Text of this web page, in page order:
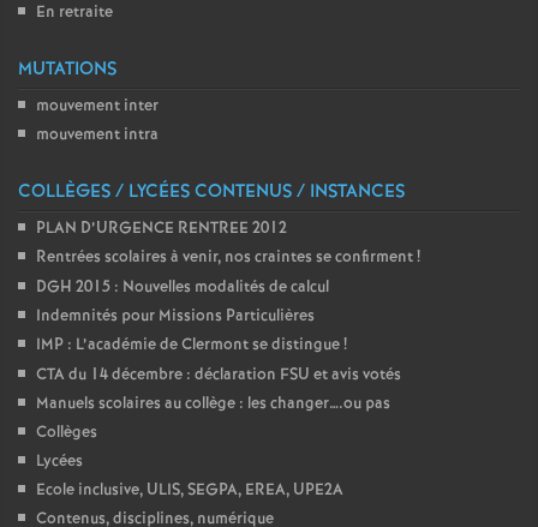
En retraite
MUTATIONS
mouvement inter
mouvement intra
COLLÈGES / LYCÉES CONTENUS / INSTANCES
PLAN D’URGENCE RENTREE 2012
Rentrées scolaires à venir, nos craintes se confirment!
DGH 2015 : Nouvelles modalités de calcul
Indemnités pour Missions Particulières
IMP : L’académie de Clermont se distingue!
CTA du 14 décembre : déclaration FSU et avis votés
Manuels scolaires au collège : les changer….ou pas
Collèges
Lycées
Ecole inclusive, ULIS, SEGPA, EREA, UPE2A
Contenus, disciplines, numérique